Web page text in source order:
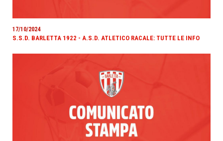
17/10/2024
S.S.D. BARLETTA 1922 - A.S.D. ATLETICO RACALE: TUTTE LE INFO